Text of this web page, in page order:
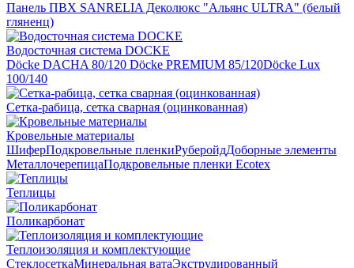
Панель ПВХ SANRELIA Деколюкс "Альянс ULTRA" (белый
гляненц)
Водосточная система DOCKE
Döсkе DACHA 80/120 Döcke PREMIUM 85/120Döсkе Luх
100/140
Сетка-рабица, сетка сварная (оцинкованная)
Кровельные материалы
ШиферПодкровельные пленкиРуберойдДоборные элементы
МеталлочерепицаПодкровельные пленки Ecotex
Теплицы
Поликарбонат
Теплоизоляция и комплектующие
СтеклосеткаМинеральная ватаЭкструдированный